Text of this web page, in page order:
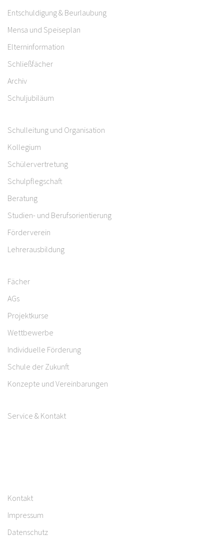
Entschuldigung & Beurlaubung
Mensa und Speiseplan
Elterninformation
Schließfächer
Archiv
Schuljubiläum
Schulleitung und Organisation
Kollegium
Schülervertretung
Schulpflegschaft
Beratung
Studien- und Berufsorientierung
Förderverein
Lehrerausbildung
Fächer
AGs
Projektkurse
Wettbewerbe
Individuelle Förderung
Schule der Zukunft
Konzepte und Vereinbarungen
Service & Kontakt
Kontakt
Impressum
Datenschutz